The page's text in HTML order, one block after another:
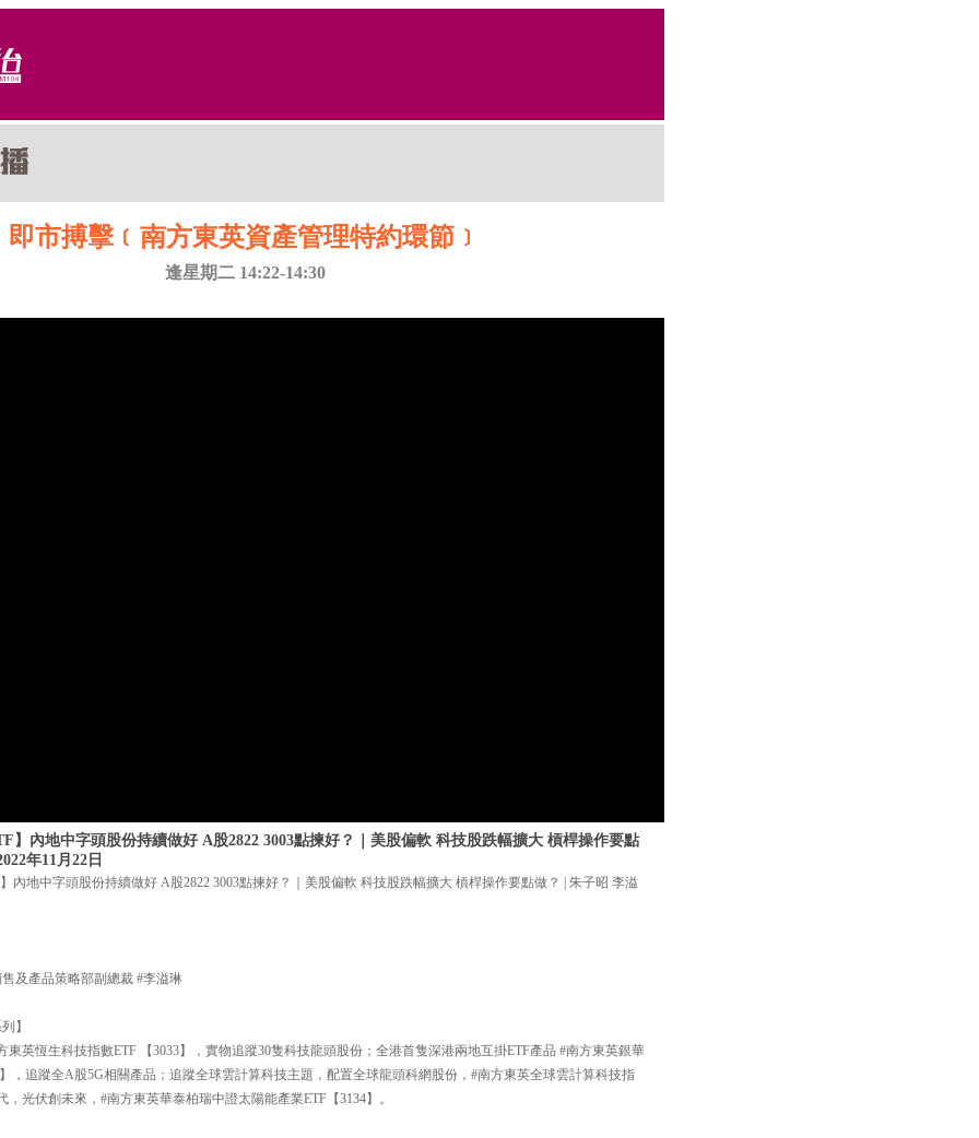
即市搏擊﹝南方東英資產管理特約環節﹞
逢星期二 14:22-14:30
】內地中字頭股份持續做好 A股2822 3003點揀好？｜美股偏軟 科技股跌幅擴大 槓桿操作要點
年11月22日
內地中字頭股份持續做好 A股2822 3003點揀好？｜美股偏軟 科技股跌幅擴大 槓桿操作要點做？ | 朱子昭 李溢
及產品策略部副總裁 #李溢琳
】
東英恆生科技指數ETF 【3033】，實物追蹤30隻科技龍頭股份；全港首隻深港兩地互掛ETF產品 #南方東英銀華
，追蹤全A股5G相關產品；追蹤全球雲計算科技主題，配置全球龍頭科網股份，#南方東英全球雲計算科技指
，光伏創未來，#南方東英華泰柏瑞中證太陽能產業ETF【3134】。